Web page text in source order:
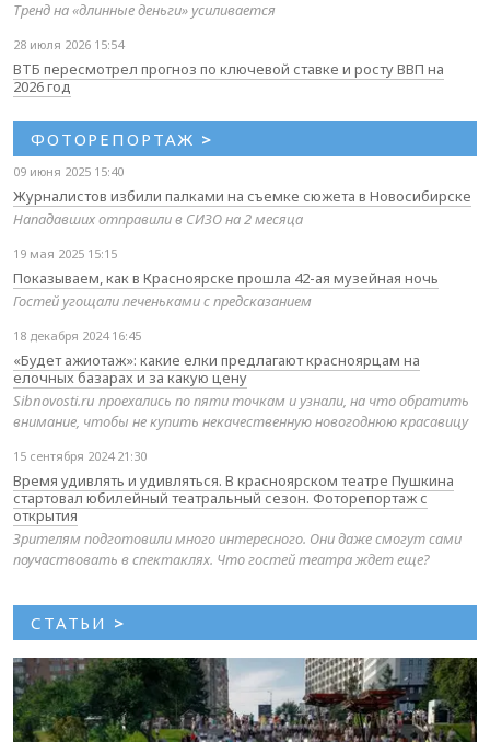
Тренд на «длинные деньги» усиливается
28 июля 2026 15:54
ВТБ пересмотрел прогноз по ключевой ставке и росту ВВП на
2026 год
ФОТОРЕПОРТАЖ >
09 июня 2025 15:40
Журналистов избили палками на съемке сюжета в Новосибирске
Нападавших отправили в СИЗО на 2 месяца
19 мая 2025 15:15
Показываем, как в Красноярске прошла 42-ая музейная ночь
Гостей угощали печеньками с предсказанием
18 декабря 2024 16:45
«Будет ажиотаж»: какие елки предлагают красноярцам на
елочных базарах и за какую цену
Sibnovosti.ru проехались по пяти точкам и узнали, на что обратить
внимание, чтобы не купить некачественную новогоднюю красавицу
15 сентября 2024 21:30
Время удивлять и удивляться. В красноярском театре Пушкина
стартовал юбилейный театральный сезон. Фоторепортаж с
открытия
Зрителям подготовили много интересного. Они даже смогут сами
поучаствовать в спектаклях. Что гостей театра ждет еще?
СТАТЬИ >